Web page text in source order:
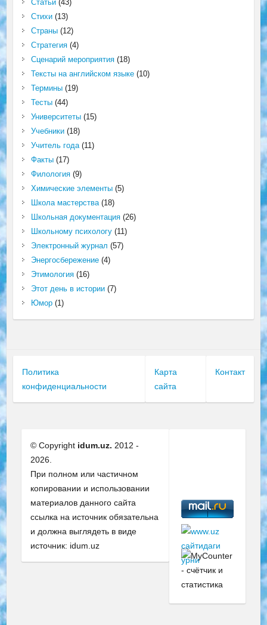
Статьи(43)
Стихи(13)
Страны(12)
Стратегия(4)
Сценарий мероприятия(18)
Тексты на английском языке(10)
Термины(19)
Тесты(44)
Университеты(15)
Учебники(18)
Учитель года(11)
Факты(17)
Филология(9)
Химические элементы(5)
Школа мастерства(18)
Школьная документация(26)
Школьному психологу(11)
Электронный журнал (57)
Энергосбережение(4)
Этимология(16)
Этот день в истории(7)
Юмор(1)
Политика
конфиденциальности
Карта
сайта
Контакт
© Copyright idum.uz. 2012 -
2026.
При полном или частичном
копировании и использовании
материалов данного сайта
ссылка на источник обязательна
и должна выглядеть в виде
источник: idum.uz